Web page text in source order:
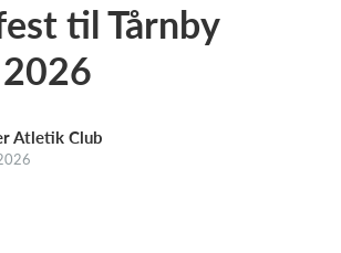
til Tårnby
Atletik Club